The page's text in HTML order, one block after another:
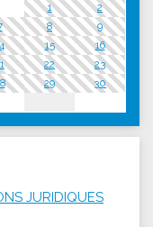
1
2
8
9
15
16
22
23
29
30
JURIDIQUES